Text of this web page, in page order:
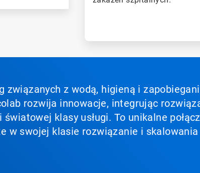
związanych z wodą, higieną i
rozwija innowacje, integrując
klasy usługi. To unikalne
swojej klasie rozwiązanie i skalowania